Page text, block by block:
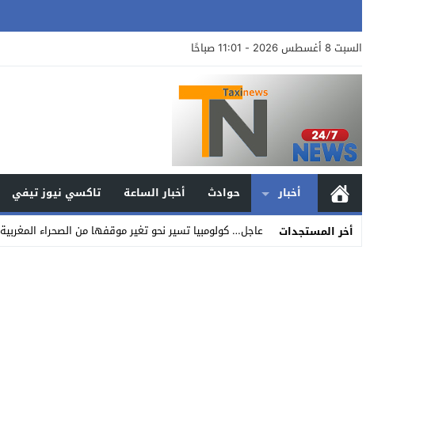
السبت 8 أغسطس 2026 - 11:01 صباحًا
أخبار حوادث أخبار الساعة تاكسي نيوز تيفي
أخر المستجدات
عاجل… كولومبيا تسير نحو تغير موقفها من الصحراء المغربية